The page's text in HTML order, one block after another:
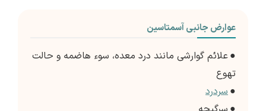
عوارض جانبی آسمتاسین
●علائم گوارشی مانند درد معده، سوء هاضمه و حالت
تهوع
●سردرد